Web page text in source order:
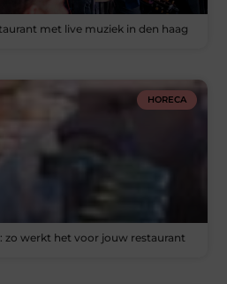
met live muziek in den haag
HORECA
zo werkt het voor jouw restaurant